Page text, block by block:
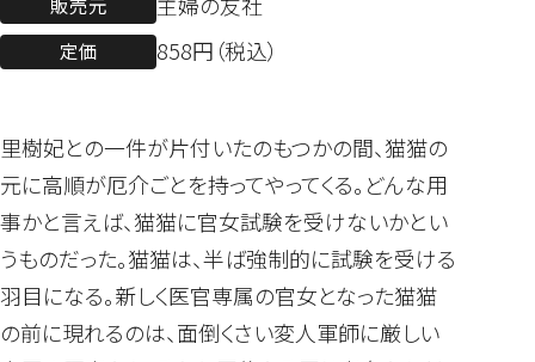
定価 858円（税込）
里樹妃との一件が片付いたのもつかの間、猫猫の
元に高順が厄介ごとを持ってやってくる。どんな用
事かと言えば、猫猫に官女試験を受けないかとい
うものだった。猫猫は、半ば強制的に試験を受ける
羽目になる。新しく医官専属の官女となった猫猫
の前に現れるのは、面倒くさい変人軍師に厳しい